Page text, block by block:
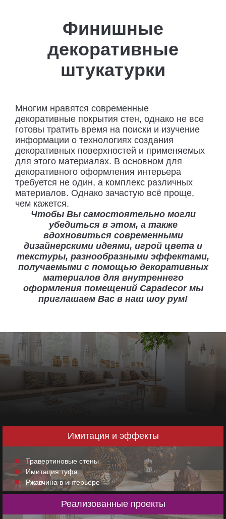
Финишные
декоративные
штукатурки
Многим нравятся современные
декоративные покрытия стен, однако не все
готовы тратить время на поиски и изучение
информации о технологиях создания
декоративных поверхностей и применяемых
для этого материалах. В основном для
декоративного оформления интерьера
требуется не один, а комплекс различных
материалов. Однако зачастую всё проще,
чем кажется.
Чтобы Вы самостоятельно могли
убедиться в этом, а также
вдохновиться современными
дизайнерскими идеями, игрой цвета и
текстуры, разнообразными эффектами,
получаемыми с помощью декоративных
материалов для внутреннего
оформления помещений Capadecor мы
приглашаем Вас в наш шоу рум!
Имитация и эффекты
Травертиновые стены
Имитация туфа
Ржавчина в интерьере
Реализованные проекты